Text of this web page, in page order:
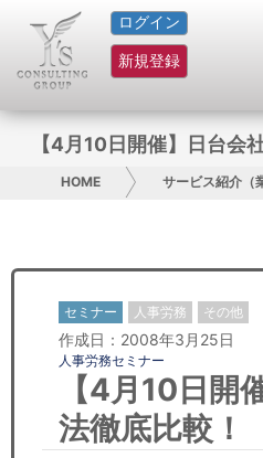
ログイン
新規登録
HOME
サービス紹介
コラム
グループ概要
日本人にPR
コンサルティング
リサーチ
【4月10日開催】日台会
HOME サービス紹介（
セミナー 人事労務 その他
作成日：2008年3月25日
人事労務セミナー
【4月10日開
法徹底比較！